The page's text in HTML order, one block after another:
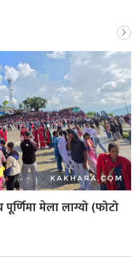
मेला लाग्यो (फोटो